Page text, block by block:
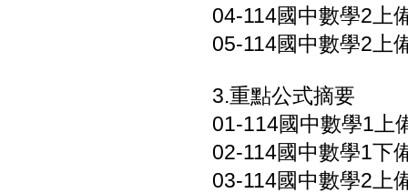
04-114國中數學2上
05-114國中數學2上
3.重點公式摘要
01-114國中數學1上
02-114國中數學1下
03-114國中數學2上